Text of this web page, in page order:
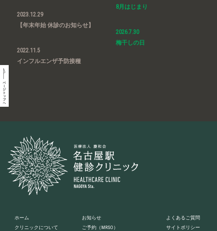
2023.12.29
【年末年始 休診のお知らせ】
2022.11.5
インフルエンザ予防接種
8月はじまり
2026.7.30
梅干しの日
ホーム
クリニックについて
お知らせ
ご予約 （MRSO）
よくあるご質問
サイトポリシー